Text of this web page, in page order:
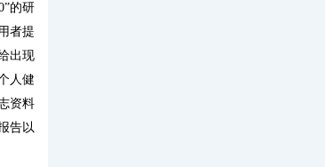
的研
者提
出现
人健
资料
告以